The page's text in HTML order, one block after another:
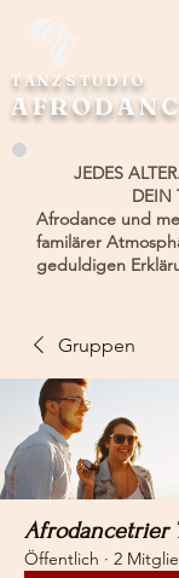
TANZSTUDIO
JEDES
DEIN
Afrodance und
familärer
geduldigen
Gruppen
Afrodancetrier
Öffentlich · 2